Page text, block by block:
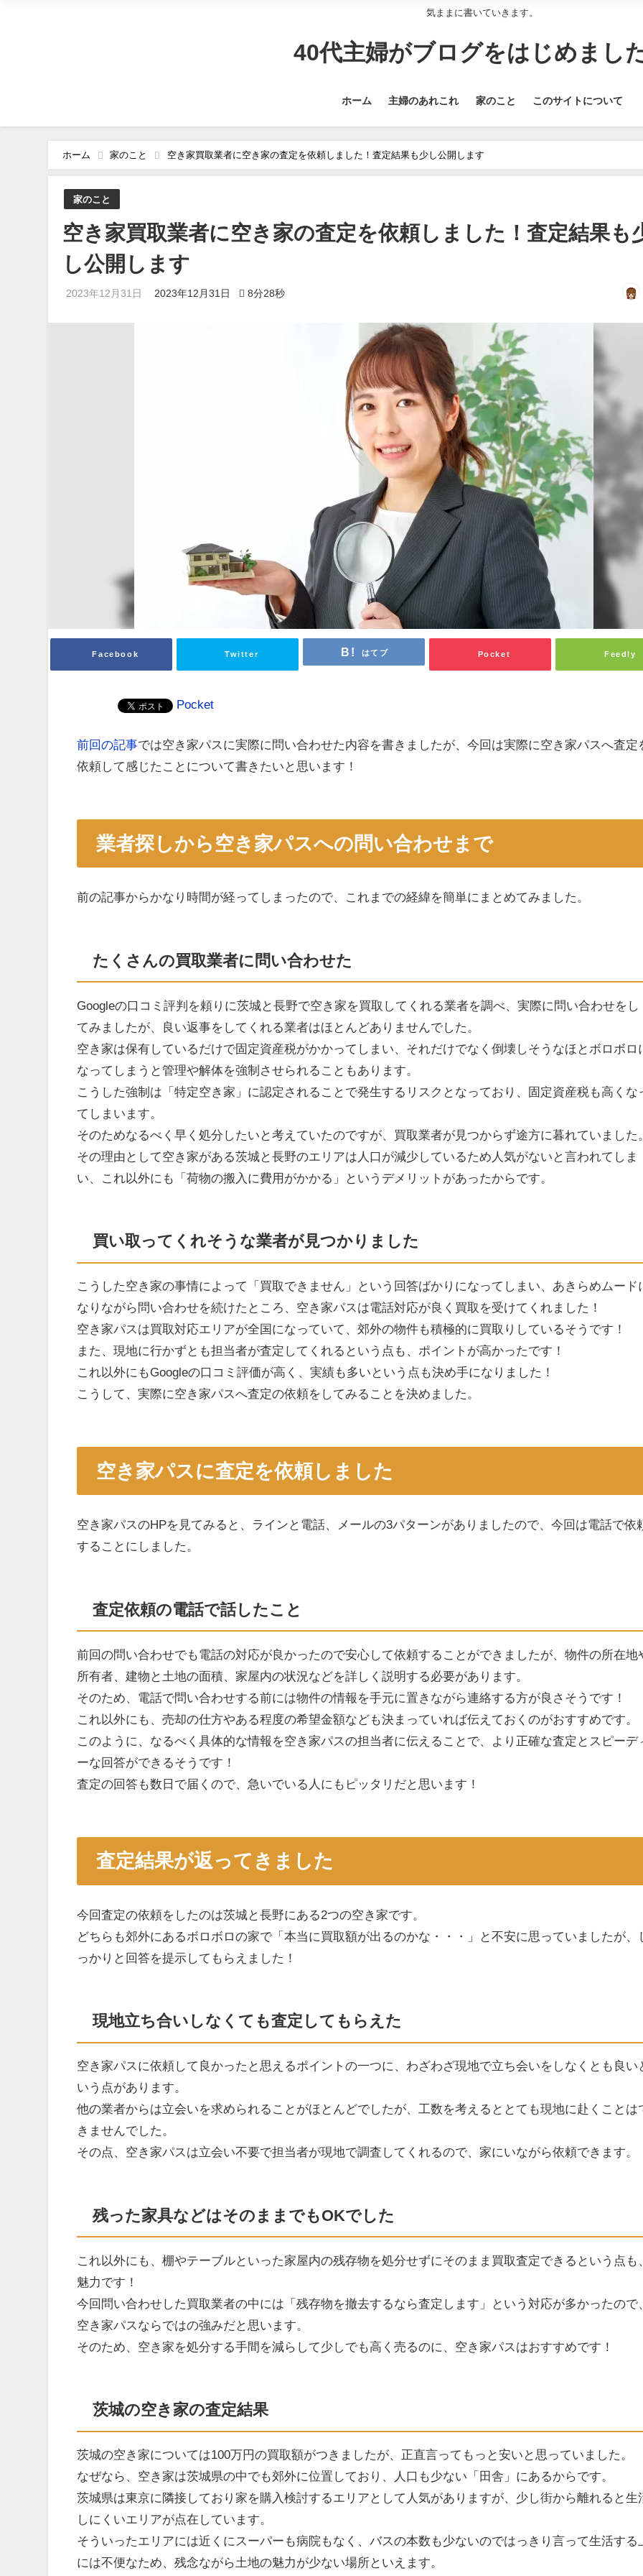
気ままに書いていきます。
40代主婦がブログをはじめまし
ホーム 主婦のあれこれ 家のこと このサイトについて
ホーム 家のこと 空き家買取業者に空き家の査定を依頼しました！査定結果も少し公開します
家のこと
空き家買取業者に空き家の査定を依頼しました！査定結果も
し公開します
2023年12月31日 2023年12月31日 8分28秒
Facebook Twitter はてブ Pocket Feedly
Pocket
前回の記事では空き家パスに実際に問い合わせた内容を書きましたが、今回は実際に空き家パスへ査定
依頼して感じたことについて書きたいと思います！
業者探しから空き家パスへの問い合わせまで
前の記事からかなり時間が経ってしまったので、これまでの経緯を簡単にまとめてみました。
たくさんの買取業者に問い合わせた
Googleの口コミ評判を頼りに茨城と長野で空き家を買取してくれる業者を調べ、実際に問い合わせをし
てみましたが、良い返事をしてくれる業者はほとんどありませんでした。
空き家は保有しているだけで固定資産税がかかってしまい、それだけでなく倒壊しそうなほとボロボロ
なってしまうと管理や解体を強制させられることもあります。
こうした強制は「特定空き家」に認定されることで発生するリスクとなっており、固定資産税も高くな
てしまいます。
そのためなるべく早く処分したいと考えていたのですが、買取業者が見つからず途方に暮れていました
その理由として空き家がある茨城と長野のエリアは人口が減少しているため人気がないと言われてしま
い、これ以外にも「荷物の搬入に費用がかかる」というデメリットがあったからです。
買い取ってくれそうな業者が見つかりました
こうした空き家の事情によって「買取できません」という回答ばかりになってしまい、あきらめムード
なりながら問い合わせを続けたところ、空き家パスは電話対応が良く買取を受けてくれました！
空き家パスは買取対応エリアが全国になっていて、郊外の物件も積極的に買取りしているそうです！
また、現地に行かずとも担当者が査定してくれるという点も、ポイントが高かったです！
これ以外にもGoogleの口コミ評価が高く、実績も多いという点も決め手になりました！
こうして、実際に空き家パスへ査定の依頼をしてみることを決めました。
空き家パスに査定を依頼しました
空き家パスのHPを見てみると、ラインと電話、メールの3パターンがありましたので、今回は電話で依
することにしました。
査定依頼の電話で話したこと
前回の問い合わせでも電話の対応が良かったので安心して依頼することができましたが、物件の所在地
所有者、建物と土地の面積、家屋内の状況などを詳しく説明する必要があります。
そのため、電話で問い合わせする前には物件の情報を手元に置きながら連絡する方が良さそうです！
これ以外にも、売却の仕方やある程度の希望金額なども決まっていれば伝えておくのがおすすめです。
このように、なるべく具体的な情報を空き家パスの担当者に伝えることで、より正確な査定とスピーデ
ーな回答ができるそうです！
査定の回答も数日で届くので、急いでいる人にもピッタリだと思います！
査定結果が返ってきました
今回査定の依頼をしたのは茨城と長野にある2つの空き家です。
どちらも郊外にあるボロボロの家で「本当に買取額が出るのかな・・・」と不安に思っていましたが、
っかりと回答を提示してもらえました！
現地立ち合いしなくても査定してもらえた
空き家パスに依頼して良かったと思えるポイントの一つに、わざわざ現地で立ち会いをしなくとも良い
いう点があります。
他の業者からは立会いを求められることがほとんどでしたが、工数を考えるととても現地に赴くことは
きませんでした。
その点、空き家パスは立会い不要で担当者が現地で調査してくれるので、家にいながら依頼できます。
残った家具などはそのままでもOKでした
これ以外にも、棚やテーブルといった家屋内の残存物を処分せずにそのまま買取査定できるという点も
魅力です！
今回問い合わせした買取業者の中には「残存物を撤去するなら査定します」という対応が多かったので
空き家パスならではの強みだと思います。
そのため、空き家を処分する手間を減らして少しでも高く売るのに、空き家パスはおすすめです！
茨城の空き家の査定結果
茨城の空き家については100万円の買取額がつきましたが、正直言ってもっと安いと思っていました。
なぜなら、空き家は茨城県の中でも郊外に位置しており、人口も少ない「田舎」にあるからです。
茨城県は東京に隣接しており家を購入検討するエリアとして人気がありますが、少し街から離れると生
しにくいエリアが点在しています。
そういったエリアには近くにスーパーも病院もなく、バスの本数も少ないのではっきり言って生活する
には不便なため、残念ながら土地の魅力が少ない場所といえます。